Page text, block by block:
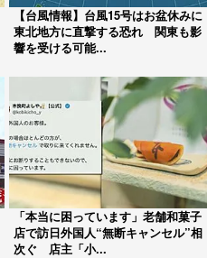
【台風情報】台風15号はお盆休みに
東北地方に直撃する恐れ 関東も影
響を受ける可能...
「本当に困っています」老舗和菓子
店で訪日外国人“無断キャンセル”相
次ぐ 店主「小...